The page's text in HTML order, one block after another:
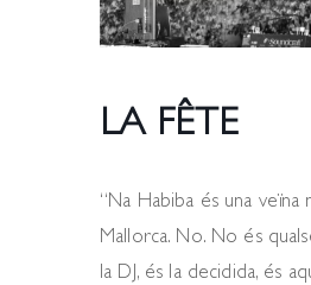
LA FÊTE
“Na Habiba és una veïna
Mallorca. No. No és
la DJ, és la decidida, és